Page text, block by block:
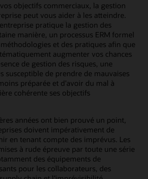
objectifs commerciaux, la gestion
peut vous aider à les atteindre.
pratique la gestion des
manière, un processus ERM formel
et des pratiques afin que
augmenter vos chances
de gestion des risques, une
susceptible de prendre de mauvaises
préparée et d’avoir du mal à
cohérente ses objectifs
années ont bien prouvé un point,
doivent impérativement de
en tenant compte des imprévus. Les
à rude épreuve par toute une série
des équipements de
pour les collaborateurs, des